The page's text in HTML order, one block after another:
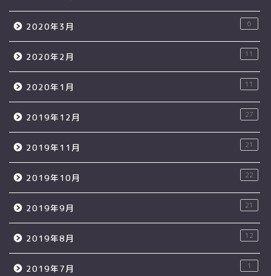
2020年3月 6
2020年2月 11
2020年1月 11
2019年12月 27
2019年11月 21
2019年10月 22
2019年9月 21
2019年8月 12
2019年7月 1